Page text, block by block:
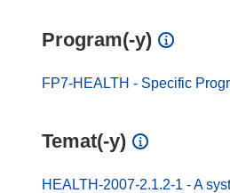
Program(-y)
FP7-HEALTH - Specific
Temat(-y)
HEALTH-2007-2.1.2-1 - A